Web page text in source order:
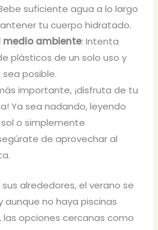
suficiente agua a lo largo
tu cuerpo hidratado.
medio ambiente: Intenta
plásticos de un solo uso y
posible.
importante, ¡disfruta de tu
Ya sea nadando, leyendo
o simplemente
de aprovechar al
sus alrededores, el verano se
aunque no haya piscinas
opciones cercanas como